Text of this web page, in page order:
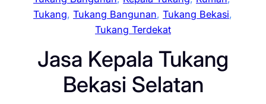
Tukang, Tukang Bangunan, Tukang Bekasi
Tukang Terdekat
Jasa Kepala Tukang
Bekasi Selatan